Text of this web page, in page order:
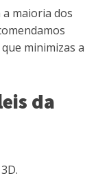
maioria dos
minimizas a
da